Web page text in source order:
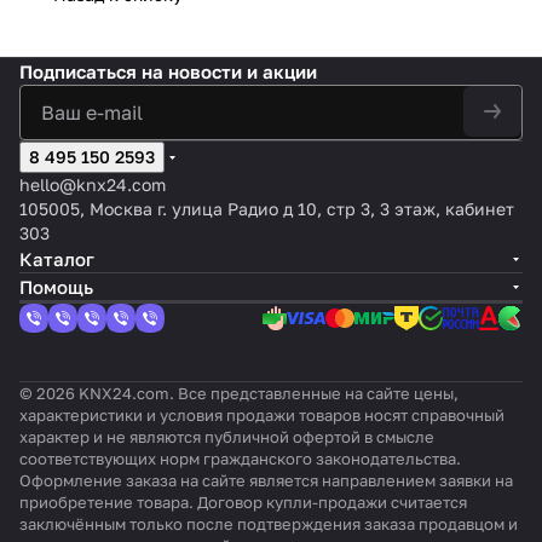
Подписаться на новости и акции
8 495 150 2593
hello@knx24.com
105005, Москва г. улица Радио д 10, стр 3, 3 этаж, кабинет
303
Каталог
Помощь
© 2026 KNX24.com. Все представленные на сайте цены,
характеристики и условия продажи товаров носят справочный
характер и не являются публичной офертой в смысле
соответствующих норм гражданского законодательства.
Оформление заказа на сайте является направлением заявки на
приобретение товара. Договор купли-продажи считается
заключённым только после подтверждения заказа продавцом и